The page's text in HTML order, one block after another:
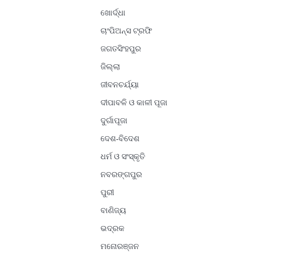
ଖୋର୍ଦ୍ଧା
ଚାଂପିଅନ୍ସ ଟ୍ରଫି
ଜଗତସିଂହପୁର
ଜିଲ୍ଲା
ଜୀବନଚର୍ଯ୍ୟା
ଦୀପାବଳି ଓ କାଳୀ ପୂଜା
ଦୁର୍ଗାପୂଜା
ଦେଶ-ବିଦେଶ
ଧର୍ମ ଓ ସଂସ୍କୃତି
ନବରଙ୍ଗପୁର
ପୁରୀ
ବାଣିଜ୍ୟ
ଭଦ୍ରକ
ମନୋରଞ୍ଜନ